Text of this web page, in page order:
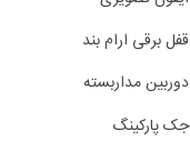
قفل برقی ارام بند
دوربین مداربسته
جک پارکینگ